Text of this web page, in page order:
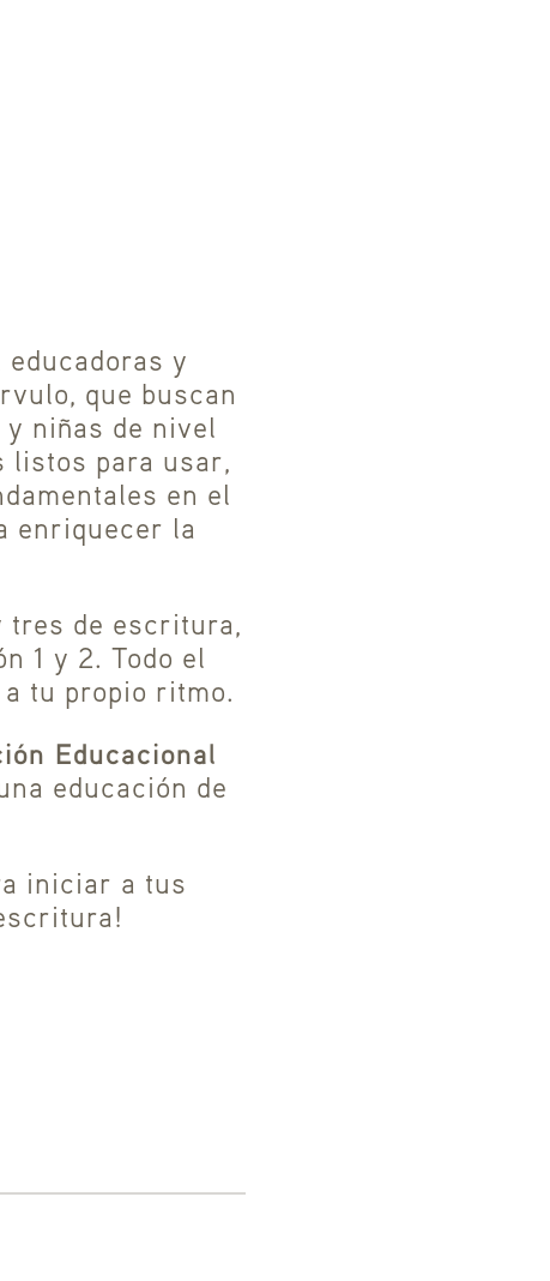
y
que buscan
niñas de nivel
listos para usar,
en el
enriquecer la
tres de escritura,
1 y 2. Todo el
tu propio ritmo.
Educacional
educación de
iniciar a tus